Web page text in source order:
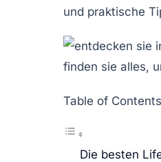
und praktische
Table of Contents
Die besten